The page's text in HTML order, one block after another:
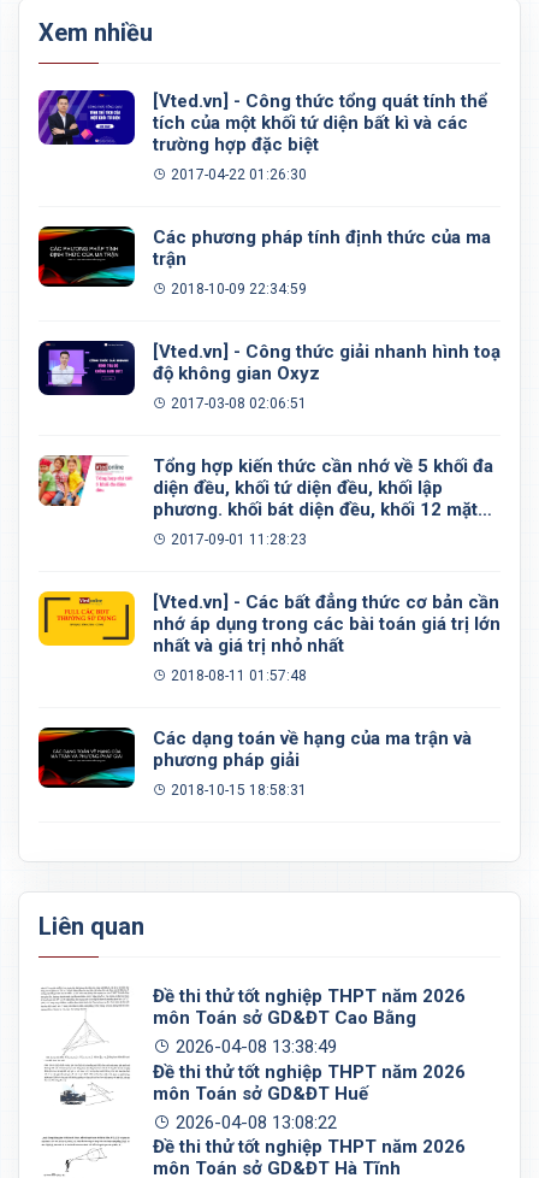
Xem nhiều
[Vted.vn] - Công thức tổng quát tính thể
tích của một khối tứ diện bất kì và các
trường hợp đặc biệt
2017-04-22 01:26:30
Các phương pháp tính định thức của ma
trận
2018-10-09 22:34:59
[Vted.vn] - Công thức giải nhanh hình toạ
độ không gian Oxyz
2017-03-08 02:06:51
Tổng hợp kiến thức cần nhớ về 5 khối đa
diện đều, khối tứ diện đều, khối lập
phương. khối bát diện đều, khối 12 mặt
đều, khối 20 mặt đều
2017-09-01 11:28:23
[Vted.vn] - Các bất đẳng thức cơ bản cần
nhớ áp dụng trong các bài toán giá trị lớn
nhất và giá trị nhỏ nhất
2018-08-11 01:57:48
Các dạng toán về hạng của ma trận và
phương pháp giải
2018-10-15 18:58:31
Liên quan
Đề thi thử tốt nghiệp THPT năm 2026
môn Toán sở GD&ĐT Cao Bằng
2026-04-08 13:38:49
Đề thi thử tốt nghiệp THPT năm 2026
môn Toán sở GD&ĐT Huế
2026-04-08 13:08:22
Đề thi thử tốt nghiệp THPT năm 2026
môn Toán sở GD&ĐT Hà Tĩnh